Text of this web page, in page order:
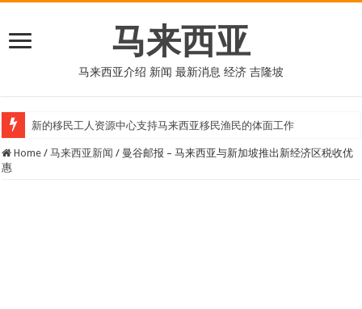
马来西亚
马来西亚介绍 新闻 最新消息 经济 吉隆坡
新的移民工人资源中心支持马来西亚移民渔民的体面工作
Home / 马来西亚新闻 / 曼谷邮报 – 马来西亚与新加坡推出新经济区税收优
惠